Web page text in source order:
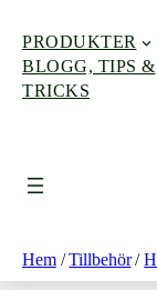
innehåll
PRODUKTER
BLOGG, TIPS &
TRICKS
Hem/Tillbehör/